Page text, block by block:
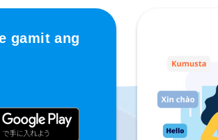
gamit ang